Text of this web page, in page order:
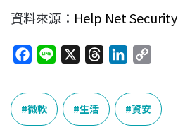
資料來源： Help Net Security
c
e
b
e
e
a
n
k
e
p
L
微軟 生活 資安